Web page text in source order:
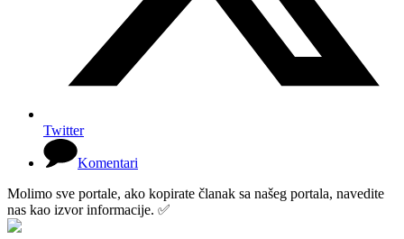
Twitter
Komentari
Molimo sve portale, ako kopirate članak sa našeg portala, navedite
nas kao izvor informacije. ✅